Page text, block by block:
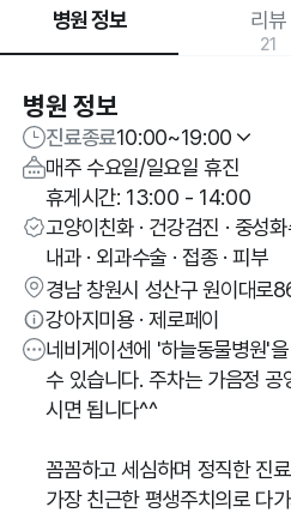
병원 정보 리뷰
21
병원 정보
진료종료10:00~19:00
매주 수요일/일요일 휴진
휴게시간: 13:00 - 14:00
고양이친화 · 건강검진 · 중성
내과 · 외과수술 · 접종 · 피부
경남 창원시 성산구 원이대로
강아지미용 · 제로페이
네비게이션에 '하늘동물병원'
수 있습니다. 주차는 가음정
시면 됩니다^^
꼼꼼하고 세심하며 정직한 진
가장 친근한 평생주치의로 다